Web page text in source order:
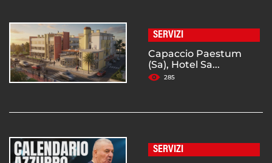
SERVIZI
Capaccio Paestum
(Sa), Hotel Sa...
285
SERVIZI